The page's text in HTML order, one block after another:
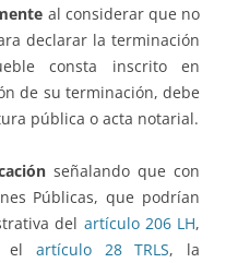
al considerar que no
declarar la terminación
consta inscrito en
de su terminación, debe
pública o acta notarial.
señalando que con
Públicas, que podrían
del artículo 206 LH,
el artículo 28 TRLS, la